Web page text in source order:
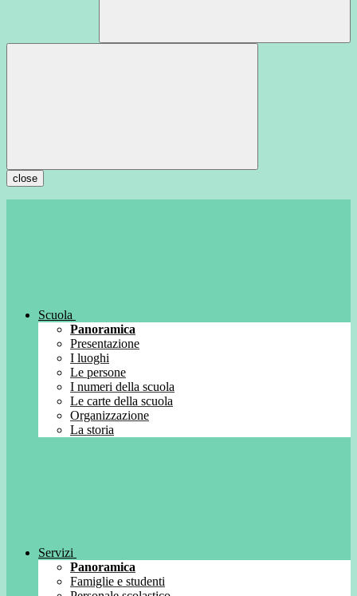
close
Scuola
Panoramica
Presentazione
I luoghi
Le persone
I numeri della scuola
Le carte della scuola
Organizzazione
La storia
Servizi
Panoramica
Famiglie e studenti